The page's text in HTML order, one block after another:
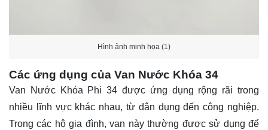
Hình ảnh minh họa (1)
Các ứng dụng của Van Nước Khóa 34
Van Nước Khóa Phi 34 được ứng dụng rộng rãi trong
nhiều lĩnh vực khác nhau, từ dân dụng đến công nghiệp.
Trong các hộ gia đình, van này thường được sử dụng để